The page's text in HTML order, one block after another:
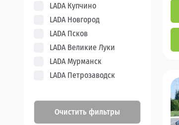
LADA Купчино
LADA Новгород
LADA Псков
LADA Великие Луки
LADA Мурманск
LADA Петрозаводск
Очистить фильтры